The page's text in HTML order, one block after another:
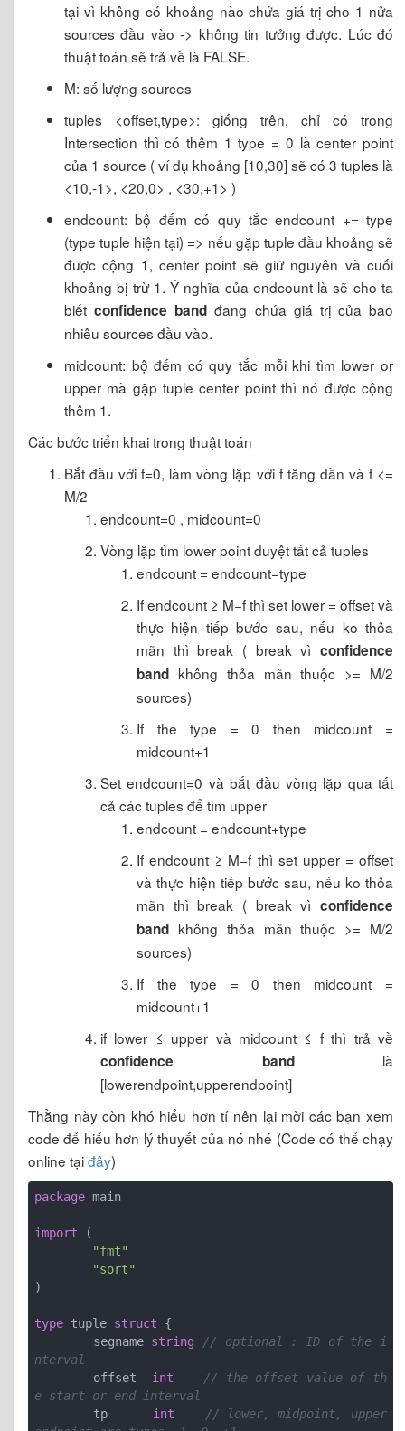
tại vì không có khoảng nào chứa giá trị cho 1 nửa
sources đầu vào -> không tin tưởng được. Lúc đó
thuật toán sẽ trả về là FALSE.
M: số lượng sources
tuples <offset,type>: giống trên, chỉ có trong
Intersection thì có thêm 1 type = 0 là center point
của 1 source ( ví dụ khoảng [10,30] sẽ có 3 tuples là
<10,-1>, <20,0> , <30,+1> )
endcount: bộ đếm có quy tắc endcount += type
(type tuple hiện tại) => nếu gặp tuple đầu khoảng sẽ
được cộng 1, center point sẽ giữ nguyên và cuối
khoảng bị trừ 1. Ý nghĩa của endcount là sẽ cho ta
biếtconfidence band đang chứa giá trị của bao
nhiêu sources đầu vào.
midcount: bộ đếm có quy tắc mỗi khi tìm lower or
upper mà gặp tuple center point thì nó được cộng
thêm 1.
Các bước triển khai trong thuật toán
Bắt đầu với f=0, làm vòng lặp với f tăng dần và f <=
M/2
endcount=0 , midcount=0
Vòng lặp tìm lower point duyệt tất cả tuples
endcount = endcount−type
If endcount ≥ M−f thì set lower = offset và
thực hiện tiếp bước sau, nếu ko thỏa
mãn thì break ( break vì confidence
band không thỏa mãn thuộc >= M/2
sources)
If the type = 0 then midcount =
midcount+1
Set endcount=0 và bắt đầu vòng lặp qua tất
cả các tuples để tìm upper
endcount = endcount+type
If endcount ≥ M−f thì set upper = offset
và thực hiện tiếp bước sau, nếu ko thỏa
mãn thì break ( break vì confidence
band không thỏa mãn thuộc >= M/2
sources)
If the type = 0 then midcount =
midcount+1
if lower ≤ upper và midcount ≤ f thì trả về
confidence bandlà
[lowerendpoint,upperendpoint]
Thằng này còn khó hiểu hơn tí nên lại mời các bạn xem
code để hiểu hơn lý thuyết của nó nhé (Code có thể chạy
online tạiđây)
package main
import (
"fmt"
"sort"
)
type tuple struct {
	segname
string
// optional : ID of the i
nterval
	offset
int
// the offset value of th
e start or end interval
	tp
int
// lower, midpoint, upper